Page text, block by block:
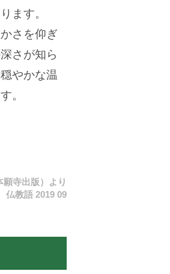
ます。
さを仰ぎ
さが知ら
やかな温
。
願寺出版）より
仏教語 2019 09